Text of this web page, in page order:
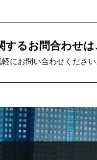
するお問合わせは
にお問い合わせください